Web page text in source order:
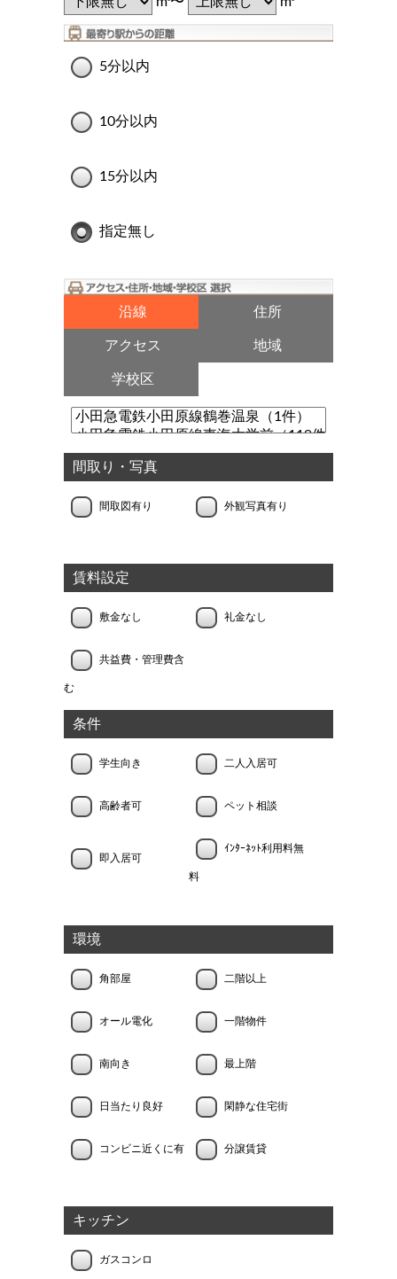
5分以内
10分以内
15分以内
指定無し
沿線 住所
アクセス 地域
学校区
間取り・写真
間取図有り 外観写真有り
賃料設定
敷金なし 礼金なし
共益費・管理費含
む
条件
学生向き 二人入居可
高齢者可 ペット相談
即入居可
ｲﾝﾀｰﾈｯﾄ利用料無
料
環境
角部屋 二階以上
オール電化 一階物件
南向き 最上階
日当たり良好 閑静な住宅街
コンビニ近くに有 分譲賃貸
キッチン
ガスコンロ